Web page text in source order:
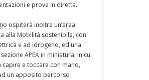
e prove in diretta.
ospiterà inoltre un’area
alla Mobilità sostenibile, con
e ad idrogeno, ed una
APEA in miniatura, in cui
capire e toccare con mano,
un apposito percorso